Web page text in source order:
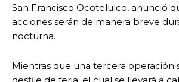
San Francisco Ocotelulco, anunció
acciones serán de manera breve
nocturna.
Mientras que una tercera operación